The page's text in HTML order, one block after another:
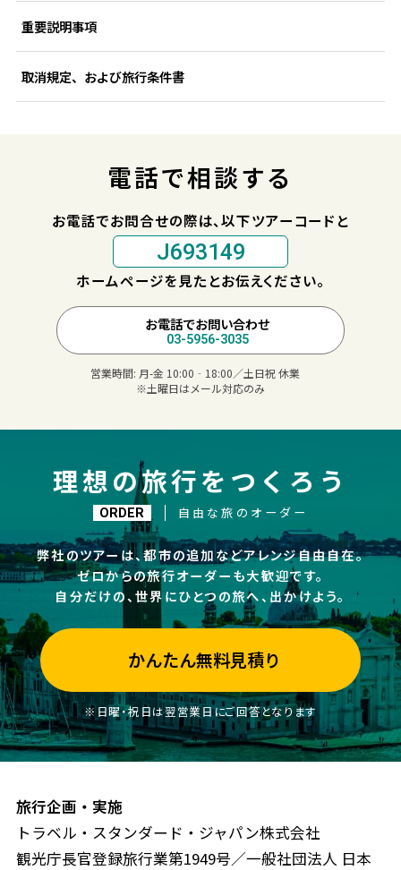
重要説明事項
取消規定、および旅行条件書
電話で相談する
お電話でお問合せの際は、以下ツアーコードと
J693149
ホームページを見たとお伝えください。
お電話でお問い合わせ
03-5956-3035
営業時間: 月-金 10:00‐18:00／土日祝 休業
※土曜日はメール対応のみ
理想の旅行をつくろう
ORDER 自由な旅のオーダー
弊社のツアーは、都市の追加などアレンジ自由自在。
ゼロからの旅行オーダーも大歓迎です。
自分だけの、世界にひとつの旅へ、出かけよう。
かんたん無料見積り
※日曜・祝日は翌営業日にご回答となります
旅行企画・実施
トラベル・スタンダード・ジャパン株式会社
観光庁長官登録旅行業第1949号／一般社団法人 日本